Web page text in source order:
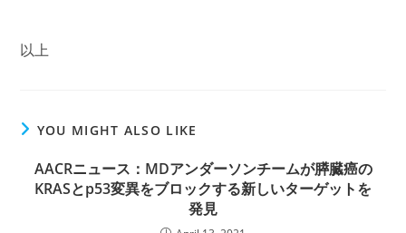
以上
YOU MIGHT ALSO LIKE
AACRニュース：MDアンダーソンチームが膵臓癌の
KRASとp53変異をブロックする新しいターゲットを
発見